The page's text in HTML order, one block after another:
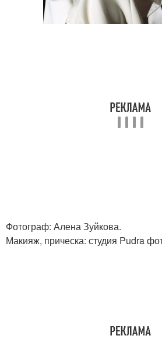
Фотограф: Алена Зуйкова.
Макияж, прическа: студия Pudra